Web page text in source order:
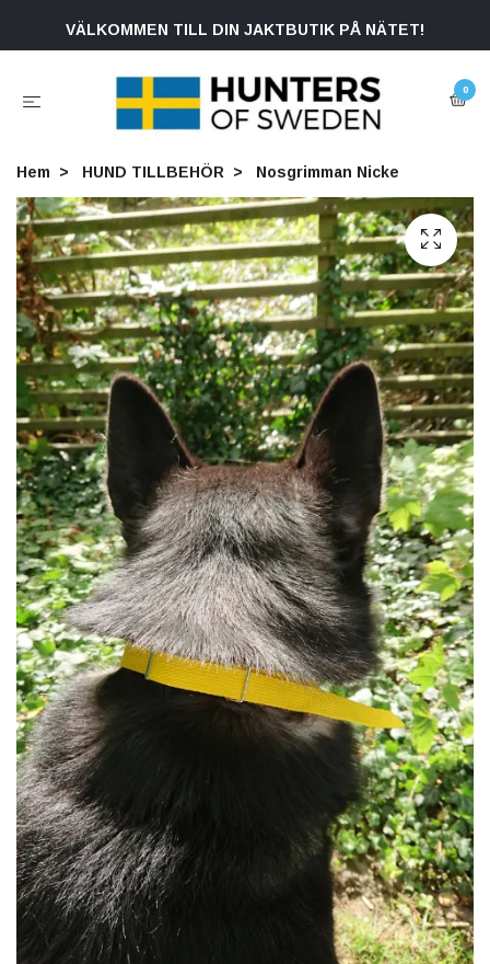
VÄLKOMMEN TILL DIN JAKTBUTIK PÅ NÄTET!
0
Hem HUND TILLBEHÖR Nosgrimman Nicke